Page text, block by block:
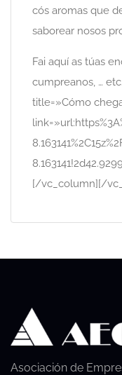
cós aromas que
saborear nosos
Fai aquí as túas
cumpreanos, …
title=»Cómo
[/vc_column][/
Asociación de